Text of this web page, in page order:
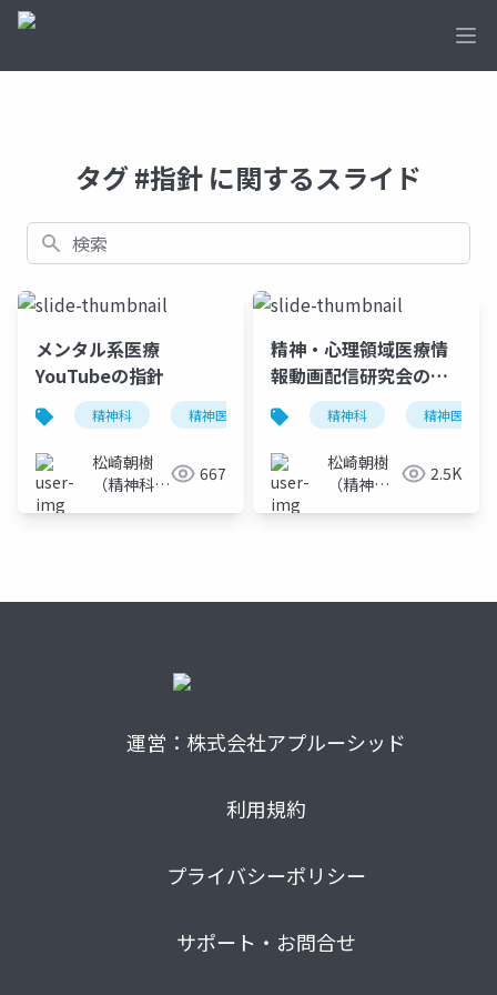
タグ #指針 に関するスライド
検索
メンタル系医療
YouTubeの指針
精神科 精神医学 メンタル系youtuber
松崎朝樹
（精神科
667
精神・心理領域医療情
報動画配信研究会の指
針ver.1.5精神科 精神医学
松崎朝樹
（精神科
2.5K
運営：株式会社アプルーシッド
利用規約
プライバシーポリシー
サポート・お問合せ